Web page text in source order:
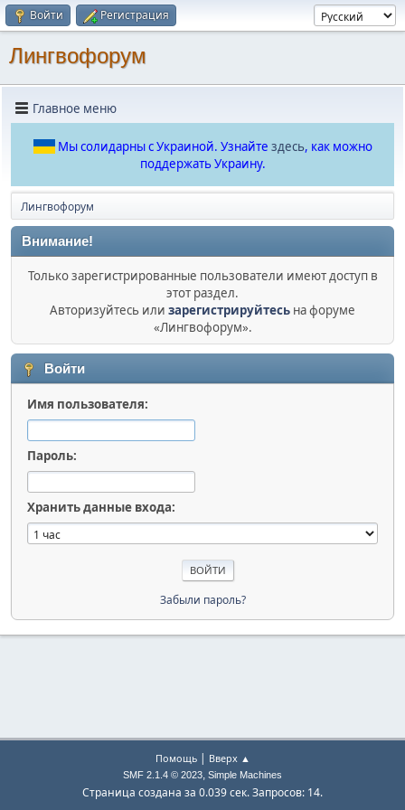
Войти Регистрация
Лингвофорум
Главное меню
Мы солидарны с Украиной. Узнайте здесь, как можно
поддержать Украину.
Лингвофорум
Внимание!
Только зарегистрированные пользователи имеют доступ в
этот раздел.
Авторизуйтесь или зарегистрируйтесь на форуме
«Лингвофорум».
Войти
Имя пользователя:
Пароль:
Хранить данные входа:
Забыли пароль?
Помощь| Вверх ▲
SMF 2.1.4 © 2023, Simple Machines
Страница создана за 0.039 сек. Запросов: 14.